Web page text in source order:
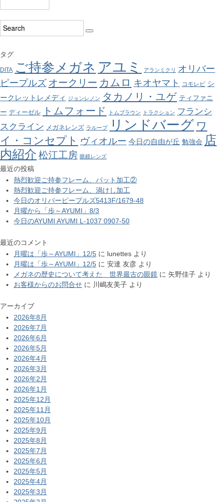
タグ
DITA ご持参メガネ アユミ アランミクリ
オリバー
ピープルズ オークリー カムロ キオヤマト コモレビ シ
ークレットレメディ
ジョンレノン タカノリ・ユゲ ティファニ
ー ディーゼル トムフォード トムブラウン トラクション フランシ
スクライン メガネレンズ ラループ リンドバーグ ワ
イ・コンセプト ヴィオルー 今日の自由が丘 勉強会 店
内紹介 松江工房 眼鏡レンズ
最近の投稿
熱烈歓迎ご持参フレーム、パット加工②
熱烈歓迎ご持参フレーム、渦けし加工
今日のオリバーピープルズ5413F/1679-48
月曜から「歩～AYUMI」8/3
今日のAYUMI AYUMI L-1037 0907-50
最近のコメント
月曜は「歩～AYUMI」12/5 に lunettes より
月曜は「歩～AYUMI」12/5 に 安達 友彦 より
メガネの歴史について考えた 世界最古の眼鏡 に 矢野佳子 より
お客様からのお問合せ に 川嶋友美子 より
アーカイブ
2026年8月
2026年7月
2026年6月
2026年5月
2026年4月
2026年3月
2026年2月
2026年1月
2025年12月
2025年11月
2025年10月
2025年9月
2025年8月
2025年7月
2025年6月
2025年5月
2025年4月
2025年3月